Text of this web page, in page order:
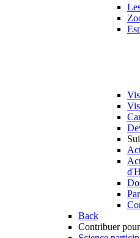
Back
Contribuer